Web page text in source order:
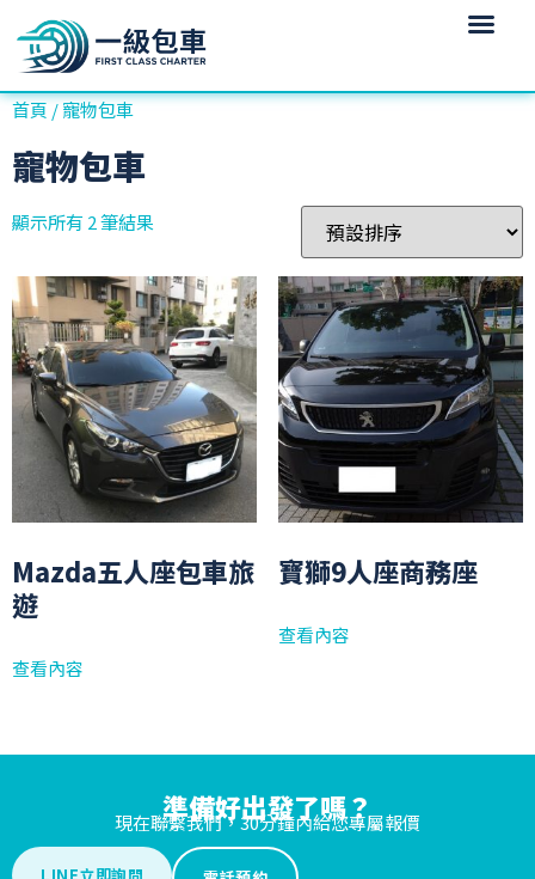
首頁 / 寵物包車
寵物包車
顯示所有 2 筆結果
Mazda五人座包車旅
遊
查看內容
寶獅9人座商務座
查看內容
準備好出發了嗎？
現在聯繫我們，30分鐘內給您專屬報價